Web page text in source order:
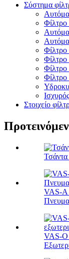
Σύστημα
Φίλτρο
Στοιχείο
VAS-A
VAS-O